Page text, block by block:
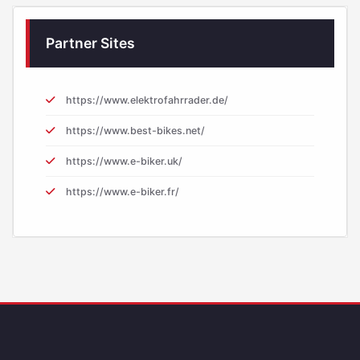
Partner Sites
https://www.elektrofahrrader.de/
https://www.best-bikes.net/
https://www.e-biker.uk/
https://www.e-biker.fr/